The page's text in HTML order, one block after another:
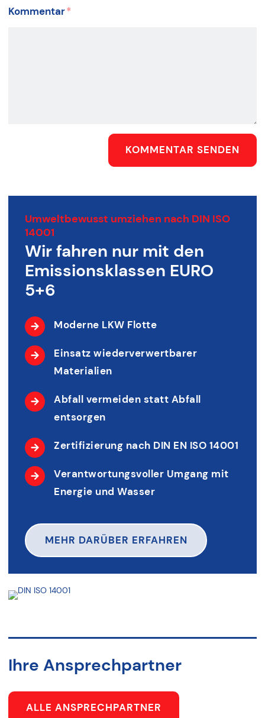
Kommentar*
KOMMENTAR SENDEN
Umweltbewusst umziehen nach DIN ISO
14001
Wir fahren nur mit den
Emissionsklassen EURO
5+6
Moderne LKW Flotte
Einsatz wiederverwertbarer
Materialien
Abfall vermeiden statt Abfall
entsorgen
Zertifizierung nach DIN EN ISO 14001
Verantwortungsvoller Umgang mit
Energie und Wasser
MEHR DARÜBER ERFAHREN
Ihre Ansprechpartner
ALLE ANSPRECHPARTNER